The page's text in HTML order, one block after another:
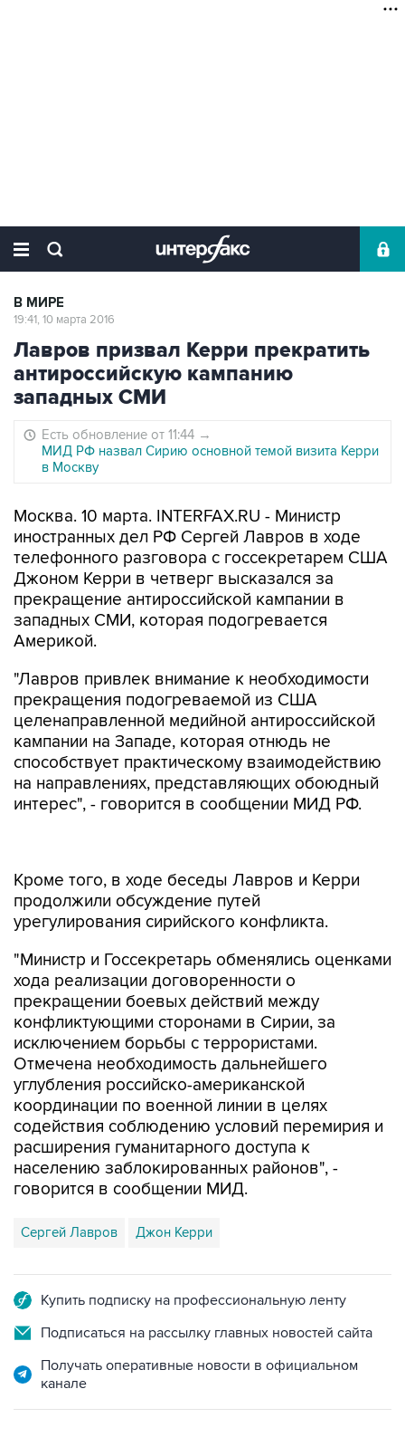
В МИРЕ
19:41, 10 марта 2016
Лавров призвал Керри прекратить
антироссийскую кампанию
западных СМИ
Есть обновление от 11:44 →
МИД РФ назвал Сирию основной темой визита Керри
в Москву
Москва. 10 марта. INTERFAX.RU - Министр
иностранных дел РФ Сергей Лавров в ходе
телефонного разговора с госсекретарем США
Джоном Керри в четверг высказался за
прекращение антироссийской кампании в
западных СМИ, которая подогревается
Америкой.
"Лавров привлек внимание к необходимости
прекращения подогреваемой из США
целенаправленной медийной антироссийской
кампании на Западе, которая отнюдь не
способствует практическому взаимодействию
на направлениях, представляющих обоюдный
интерес", - говорится в сообщении МИД РФ.
Кроме того, в ходе беседы Лавров и Керри
продолжили обсуждение путей
урегулирования сирийского конфликта.
"Министр и Госсекретарь обменялись оценками
хода реализации договоренности о
прекращении боевых действий между
конфликтующими сторонами в Сирии, за
исключением борьбы с террористами.
Отмечена необходимость дальнейшего
углубления российско-американской
координации по военной линии в целях
содействия соблюдению условий перемирия и
расширения гуманитарного доступа к
населению заблокированных районов", -
говорится в сообщении МИД.
Сергей Лавров Джон Керри
Купить подписку на профессиональную ленту
Подписаться на рассылку главных новостей сайта
Получать оперативные новости в официальном
канале